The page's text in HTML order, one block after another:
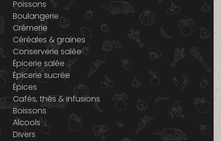
Poissons
Boulangerie
Crémerie
Céréales & graines
Conserverie salée
Épicerie salée
Épicerie sucrée
Épices
Cafés, thés & infusions
Boissons
Alcools
Divers